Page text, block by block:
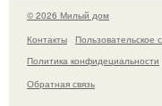
© 2026 Милый дом
Контакты
Пользовательское
Политика конфидециальности
Обратная связь